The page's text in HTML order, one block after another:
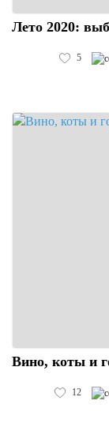
Лето 2020:
5
Вино, коты и
12